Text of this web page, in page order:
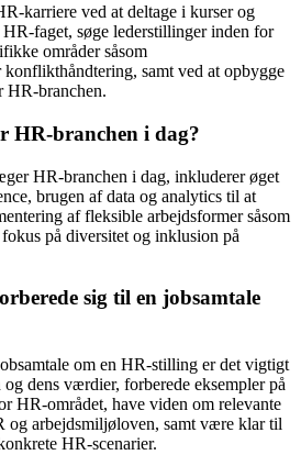
karriere ved at deltage i kurser og
faget, søge lederstillinger inden for
områder såsom
samt ved at opbygge
branchen.
HR-branchen i dag?
HR-branchen i dag, inkluderer øget
brugen af data og analytics til at
af fleksible arbejdsformer såsom
på diversitet og inklusion på
sig til en jobsamtale
om en HR-stilling er det vigtigt
og dens værdier, forberede eksempler på
HR-området, have viden om relevante
og arbejdsmiljøloven, samt være klar til
HR-scenarier.